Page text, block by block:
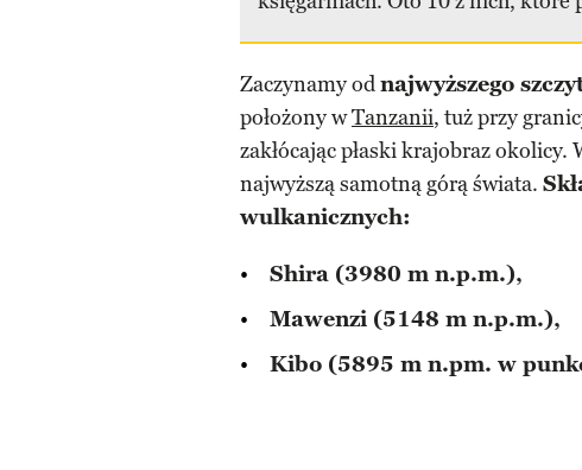
Zaczynamy odnajwyższego
położony wTanzanii, tuż przy
zakłócając płaski krajobraz
najwyższą samotną górą świata.
wulkanicznych:
Shira (3980 m n.p.m.),
Mawenzi (5148 m n.p.m.),
Kibo (5895 m n.pm. w